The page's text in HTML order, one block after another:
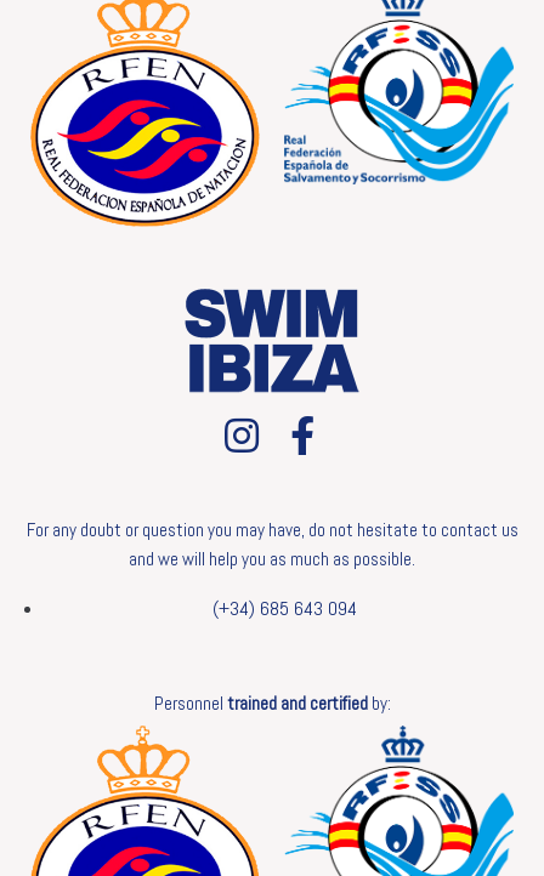
For any doubt or question you may have, do not hesitate to contact us
and we will help you as much as possible.
(+34) 685 643 094
Personnel trained and certifiedby: